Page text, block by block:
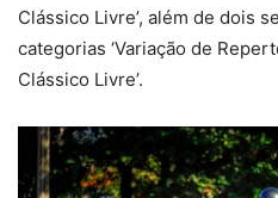
Clássico Livre’, além de dois
categorias ‘Variação de
Clássico Livre’.